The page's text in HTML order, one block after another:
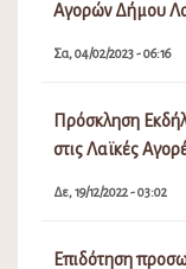
Αγορών Δήμου
Σα, 04/02/2023 - 06:16
Πρόσκληση
στις Λαϊκές
Δε, 19/12/2022 - 03:02
Επιδότηση